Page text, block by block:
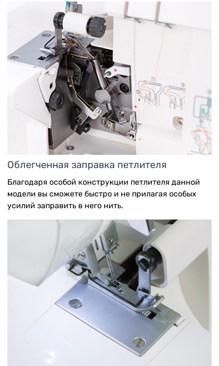
Облегченная заправка петлителя
Благодаря особой конструкции петлителя данной
модели вы сможете быстро и не прилагая особых
усилий заправить в него нить.